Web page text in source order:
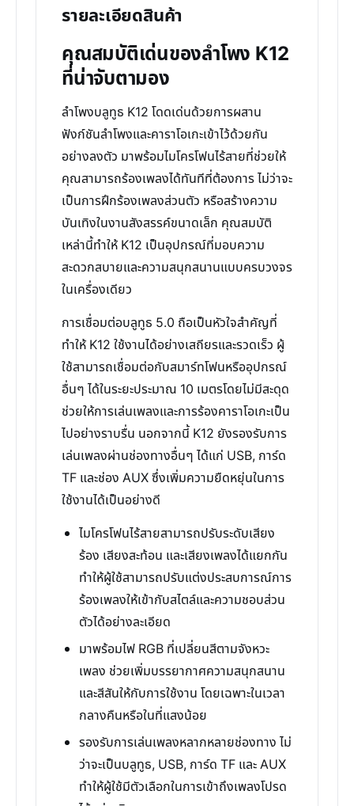
รายละเอียดสินค้า
คุณสมบัติเด่นของลำโพง K12
ที่น่าจับตามอง
ลำโพงบลูทูธ K12 โดดเด่นด้วยการผสาน
ฟังก์ชันลำโพงและคาราโอเกะเข้าไว้ด้วยกัน
อย่างลงตัว มาพร้อมไมโครโฟนไร้สายที่ช่วยให้
คุณสามารถร้องเพลงได้ทันทีที่ต้องการ ไม่ว่าจะ
เป็นการฝึกร้องเพลงส่วนตัว หรือสร้างความ
บันเทิงในงานสังสรรค์ขนาดเล็ก คุณสมบัติ
เหล่านี้ทำให้ K12 เป็นอุปกรณ์ที่มอบความ
สะดวกสบายและความสนุกสนานแบบครบวงจร
ในเครื่องเดียว
การเชื่อมต่อบลูทูธ 5.0 ถือเป็นหัวใจสำคัญที่
ทำให้ K12 ใช้งานได้อย่างเสถียรและรวดเร็ว ผู้
ใช้สามารถเชื่อมต่อกับสมาร์ทโฟนหรืออุปกรณ์
อื่นๆ ได้ในระยะประมาณ 10 เมตรโดยไม่มีสะดุด
ช่วยให้การเล่นเพลงและการร้องคาราโอเกะเป็น
ไปอย่างราบรื่น นอกจากนี้ K12 ยังรองรับการ
เล่นเพลงผ่านช่องทางอื่นๆ ได้แก่ USB, การ์ด
TF และช่อง AUX ซึ่งเพิ่มความยืดหยุ่นในการ
ใช้งานได้เป็นอย่างดี
ไมโครโฟนไร้สายสามารถปรับระดับเสียง
ร้อง เสียงสะท้อน และเสียงเพลงได้แยกกัน
ทำให้ผู้ใช้สามารถปรับแต่งประสบการณ์การ
ร้องเพลงให้เข้ากับสไตล์และความชอบส่วน
ตัวได้อย่างละเอียด
มาพร้อมไฟ RGB ที่เปลี่ยนสีตามจังหวะ
เพลง ช่วยเพิ่มบรรยากาศความสนุกสนาน
และสีสันให้กับการใช้งาน โดยเฉพาะในเวลา
กลางคืนหรือในที่แสงน้อย
รองรับการเล่นเพลงหลากหลายช่องทาง ไม่
ว่าจะเป็นบลูทูธ, USB, การ์ด TF และ AUX
ทำให้ผู้ใช้มีตัวเลือกในการเข้าถึงเพลงโปรด